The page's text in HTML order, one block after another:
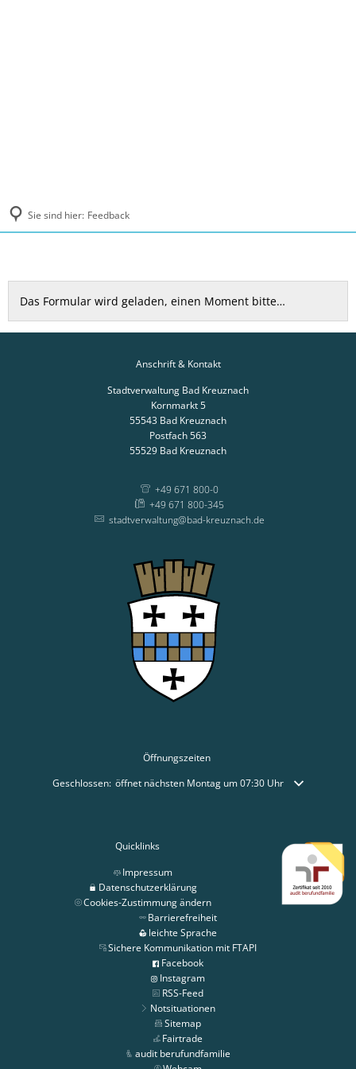
Sie sind hier: Feedback
Feedback
Das Formular wird geladen, einen Moment bitte…
Anschrift & Kontakt
Stadtverwaltung Bad Kreuznach
Kornmarkt 5
55543 Bad Kreuznach
Postfach 563
55529 Bad Kreuznach
+49 671 800-0
+49 671 800-345
stadtverwaltung@bad-kreuznach.de
Öffnungszeiten
Klicken, um weitere Öffnungs- oder Schließzeiten auszublenden
Geschlossen: öffnet nächsten Montag um 07:30 Uhr
Quicklinks
Impressum
Datenschutzerklärung
Cookies-Zustimmung ändern
Barrierefreiheit
leichte Sprache
Sichere Kommunikation mit FTAPI
Facebook
Instagram
RSS-Feed
Notsituationen
Sitemap
Fairtrade
audit berufundfamilie